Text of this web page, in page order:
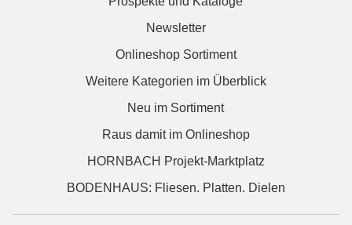
Newsletter
Onlineshop Sortiment
Weitere Kategorien im Überblick
Neu im Sortiment
Raus damit im Onlineshop
HORNBACH Projekt-Marktplatz
BODENHAUS: Fliesen. Platten. Dielen